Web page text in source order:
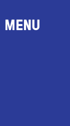
MENU